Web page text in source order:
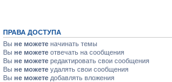
ПРАВА ДОСТУПА
Вы не можете начинать темы
Вы не можете отвечать на сообщения
Вы не можете редактировать свои сообщения
Вы не можете удалять свои сообщения
Вы не можете добавлять вложения